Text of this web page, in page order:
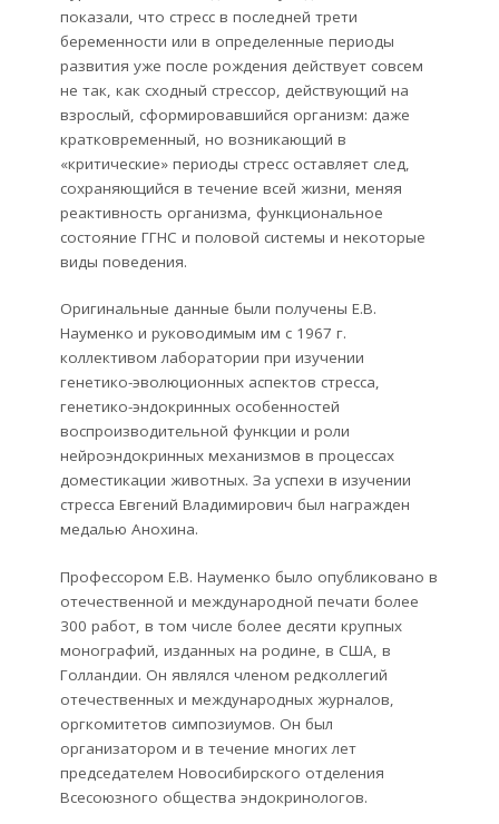
показали, что стресс в последней трети
беременности или в определенные периоды
развития уже после рождения действует совсем
не так, как сходный стрессор, действующий на
взрослый, сформировавшийся организм: даже
кратковременный, но возникающий в
«критические» периоды стресс оставляет след,
сохраняющийся в течение всей жизни, меняя
реактивность организма, функциональное
состояние ГГНС и половой системы и некоторые
виды поведения.
Оригинальные данные были получены Е.В.
Науменко и руководимым им с 1967 г.
коллективом лаборатории при изучении
генетико-эволюционных аспектов стресса,
генетико-эндокринных особенностей
воспроизводительной функции и роли
нейроэндокринных механизмов в процессах
доместикации животных. За успехи в изучении
стресса Евгений Владимирович был награжден
медалью Анохина.
Профессором Е.В. Науменко было опубликовано в
отечественной и международной печати более
300 работ, в том числе более десяти крупных
монографий, изданных на родине, в США, в
Голландии. Он являлся членом редколлегий
отечественных и международных журналов,
оргкомитетов симпозиумов. Он был
организатором и в течение многих лет
председателем Новосибирского отделения
Всесоюзного общества эндокринологов.